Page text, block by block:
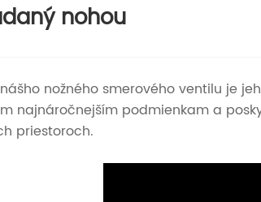
nohou
nožného smerového ventilu je
najnáročnejším podmienkam a
priestoroch.